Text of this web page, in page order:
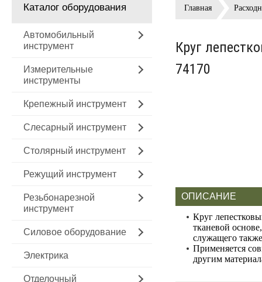
Каталог оборудования
Автомобильный
инструмент
Измерительные
инструменты
Крепежный инструмент
Слесарный инструмент
Столярный инструмент
Режущий инструмент
Резьбонарезной
инструмент
Силовое оборудование
Электрика
Отделочный
Главная
Круг
74170
ОПИСАНИЕ
Круг
тканевой
служащего
Применяется
другим